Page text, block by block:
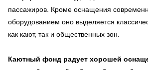
пассажиров. Кроме оснащения
оборудованием оно выделяется
как кают, так и общественных зон.
Каютный фонд радует хорошей